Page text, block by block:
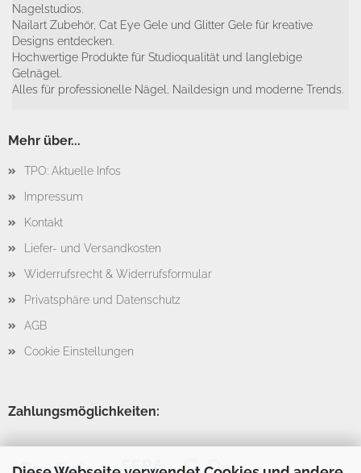
Nagelstudios.
Nailart Zubehör, Cat Eye Gele und Glitter Gele für kreative
Designs entdecken.
Hochwertige Produkte für Studioqualität und langlebige
Gelnägel.
Alles für professionelle Nägel, Naildesign und moderne Trends.
Mehr über...
TPO: Aktuelle Infos
Impressum
Kontakt
Liefer- und Versandkosten
Widerrufsrecht & Widerrufsformular
Privatsphäre und Datenschutz
AGB
Cookie Einstellungen
Zahlungsmöglichkeiten: